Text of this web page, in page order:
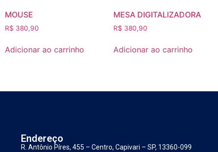
MOUSE
R$ 380,90
Adicionar ao carrinho
MESA DIGITALIZADORA
R$ 380,90
Adicionar ao carrinho
Endereço
R. Antônio Píres, 455 – Centro, Capivari – SP, 13360-099